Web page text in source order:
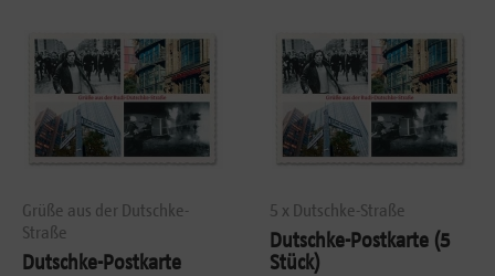
Grüße aus der Dutschke-
Straße
Dutschke-Postkarte
5 x Dutschke-Straße
Dutschke-Postkarte (5
Stück)